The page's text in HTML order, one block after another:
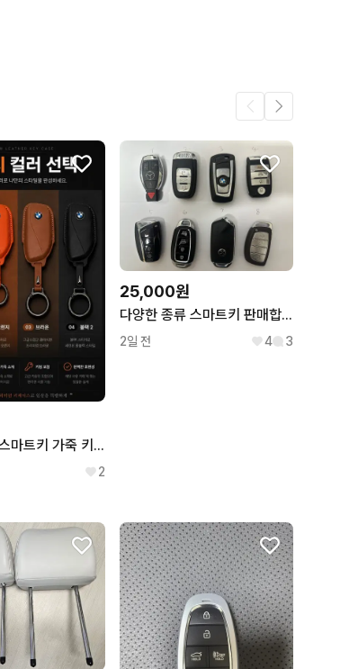
8
BMW 신형 스마트키 가죽 키케이스 4컬러 새상품 무료배송
2
25,000원
다양한 종류 스마트키 판매합니다
2일 전 4 3